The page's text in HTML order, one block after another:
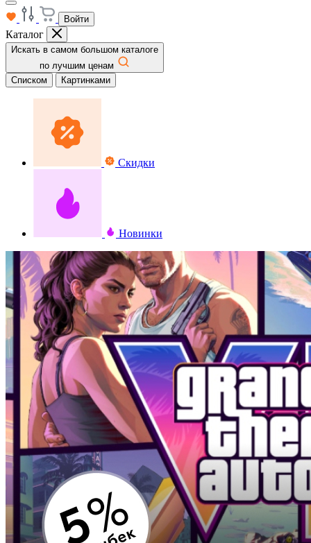
Войти
Каталог
Искать в самом большом каталоге
по лучшим ценам
Списком
Картинками
Скидки
Новинки